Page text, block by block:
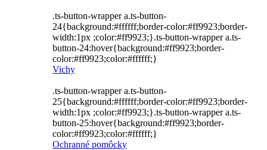
.ts-button-wrapper a.ts-button-
24{background:#ffffff;border-color:#ff9923;border-
width:1px ;color:#ff9923;}.ts-button-wrapper a.ts-
button-24:hover{background:#ff9923;border-
color:#ff9923;color:#ffffff;}
Vichy
.ts-button-wrapper a.ts-button-
25{background:#ffffff;border-color:#ff9923;border-
width:1px ;color:#ff9923;}.ts-button-wrapper a.ts-
button-25:hover{background:#ff9923;border-
color:#ff9923;color:#ffffff;}
Ochranné pomôcky